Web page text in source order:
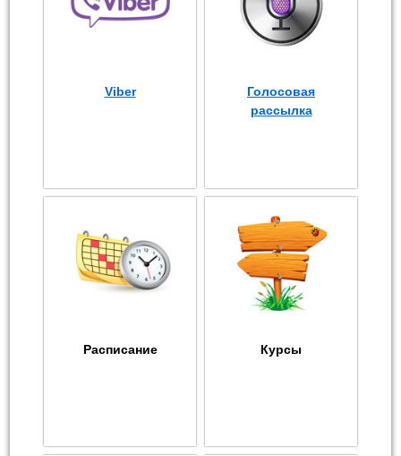
Viber
Голосовая
рассылка
Расписание Курсы